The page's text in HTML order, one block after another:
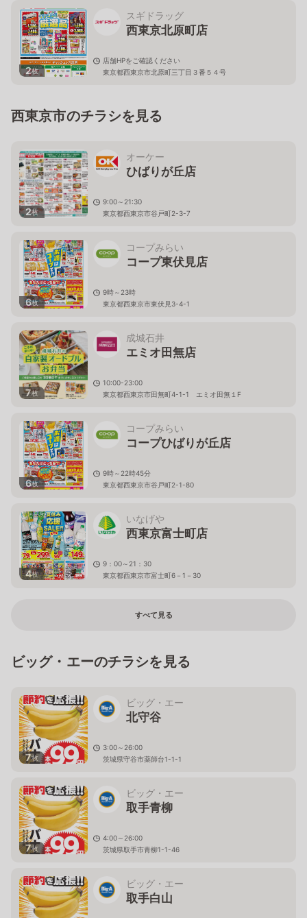
2枚
スギドラッグ
西東京北原町店
店舗HPをご確認ください
東京都西東京市北原町三丁目３番５４号
西東京市のチラシを見る
2枚
オーケー
ひばりが丘店
9:00～21:30
東京都西東京市谷戸町2-3-7
6枚
コープみらい
コープ東伏見店
9時～23時
東京都西東京市東伏見3-4-1
7枚
成城石井
エミオ田無店
10:00-23:00
東京都西東京市田無町4-1-1 エミオ田無１F
6枚
コープみらい
コープひばりが丘店
9時～22時45分
東京都西東京市谷戸町2-1-80
4枚
いなげや
西東京富士町店
9：00～21：30
東京都西東京市富士町6－1－30
すべて見る
ビッグ・エーのチラシを見る
7枚
ビッグ・エー
北守谷
3:00～26:00
茨城県守谷市薬師台1-1-1
7枚
ビッグ・エー
取手青柳
4:00～26:00
茨城県取手市青柳1-1-46
ビッグ・エー
取手白山